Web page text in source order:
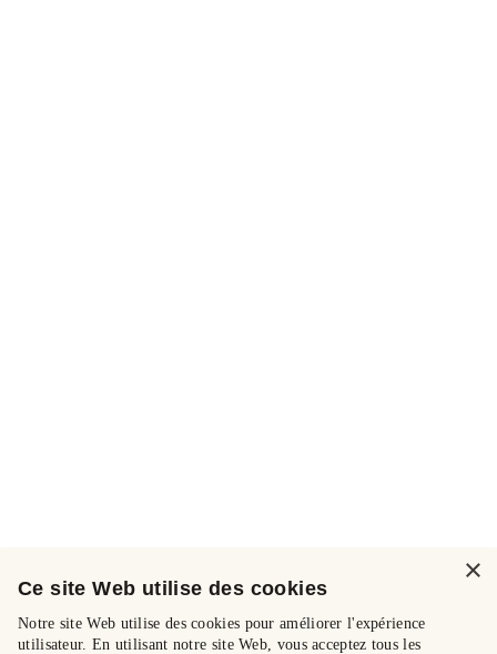
×
Ce site Web utilise des cookies
Notre site Web utilise des cookies pour améliorer l'expérience
utilisateur. En utilisant notre site Web, vous acceptez tous les